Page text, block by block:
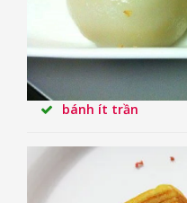
bánh ít trần